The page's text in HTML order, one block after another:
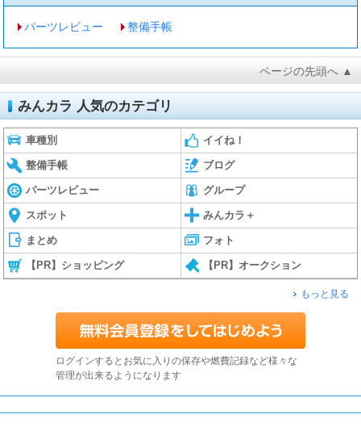
パーツレビュー 整備手帳
ページの先頭へ ▲
みんカラ 人気のカテゴリ
車種別 イイね！
整備手帳 ブログ
パーツレビュー グループ
スポット みんカラ＋
まとめ フォト
【PR】ショッピング 【PR】オークション
もっと見る
ログインするとお気に入りの保存や燃費記録など様々な
管理が出来るようになります